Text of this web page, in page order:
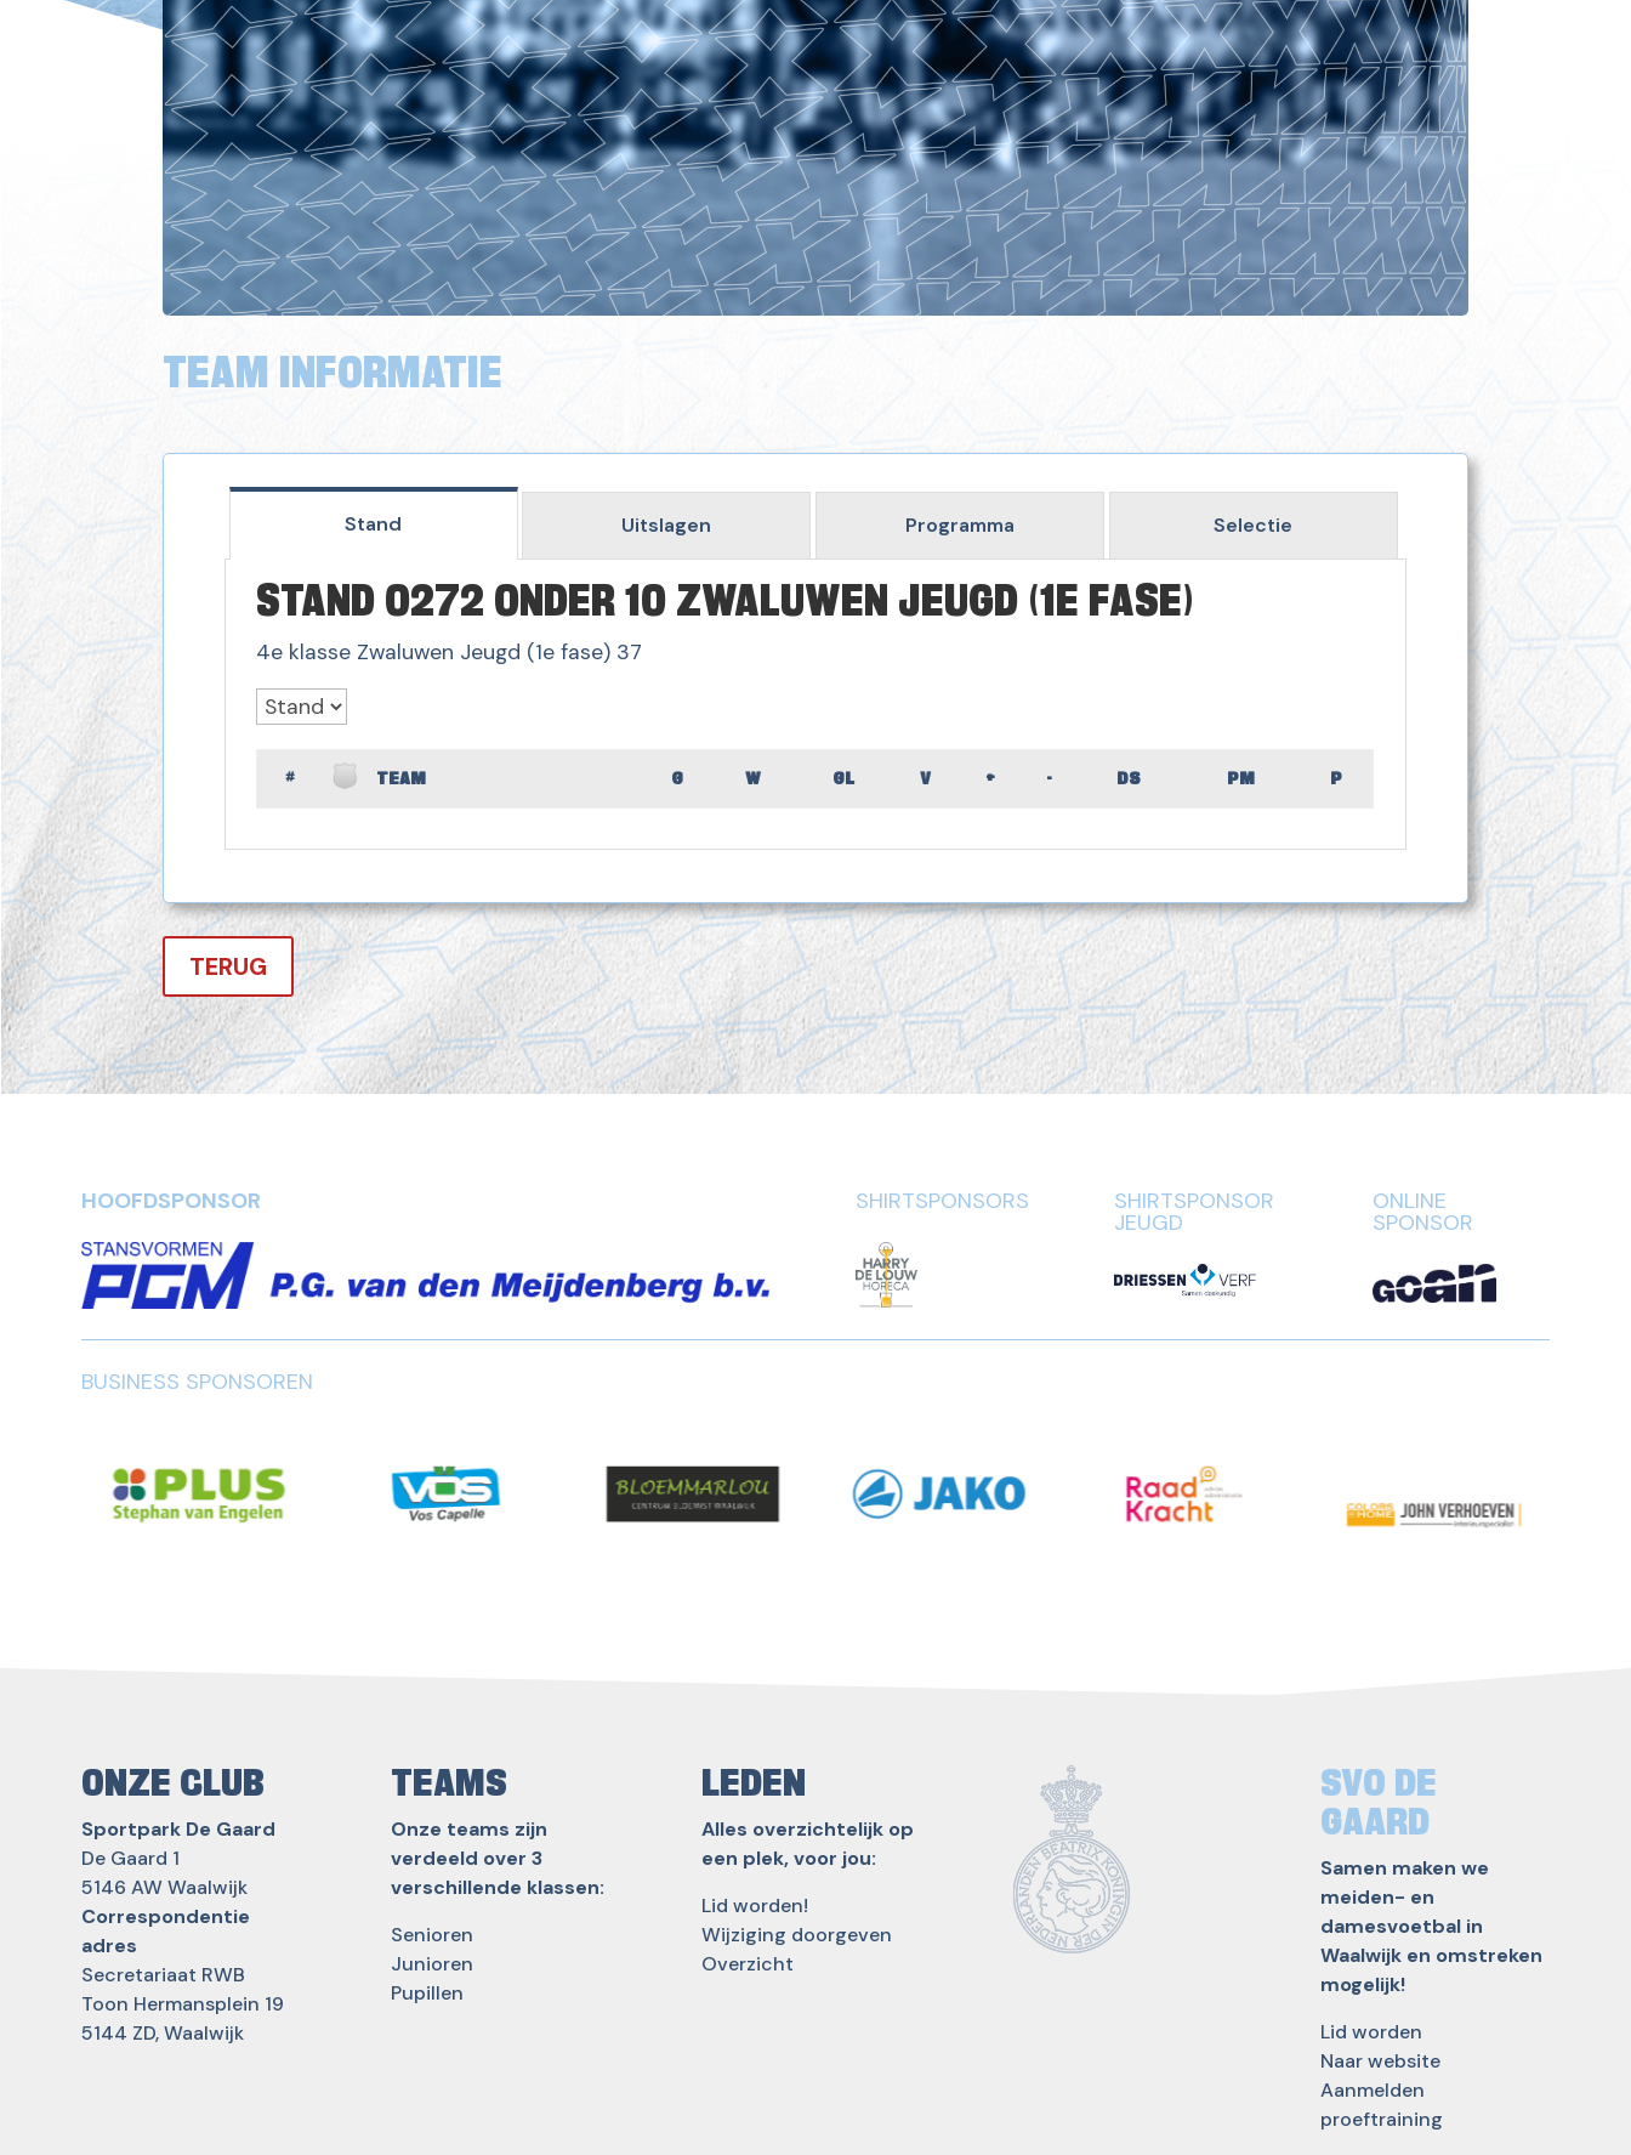
TEAM INFORMATIE
Stand Uitslagen Programma Selectie
STAND 0272 ONDER 10 ZWALUWEN JEUGD (1E FASE)
4e klasse Zwaluwen Jeugd (1e fase) 37
# TEAM G W GL V + - DS PM P
TERUG
HOOFDSPONSOR SHIRTSPONSORS SHIRTSPONSOR
JEUGD
ONLINE
SPONSOR
BUSINESS SPONSOREN
ONZE CLUB
Sportpark De Gaard
De Gaard 1
5146 AW Waalwijk
Correspondentie
adres
Secretariaat RWB
Toon Hermansplein 19
5144 ZD, Waalwijk
TEAMS
Onze teams zijn
verdeeld over 3
verschillende klassen:
Senioren
Junioren
Pupillen
LEDEN
Alles overzichtelijk op
een plek, voor jou:
Lid worden!
Wijziging doorgeven
Overzicht
SVO DE
GAARD
Samen maken we
meiden- en
damesvoetbal in
Waalwijk en omstreken
mogelijk!
Lid worden
Naar website
Aanmelden
proeftraining